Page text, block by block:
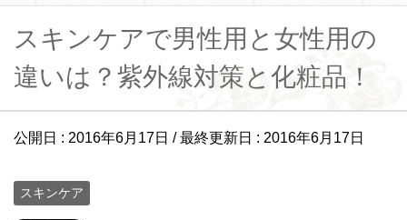
スキンケアで男性用と女性用の
違いは？紫外線対策と化粧品！
公開日 : 2016年6月17日 / 最終更新日 : 2016年6月17日
スキンケア